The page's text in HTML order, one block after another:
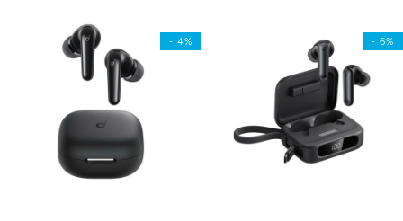
- 4% - 6%